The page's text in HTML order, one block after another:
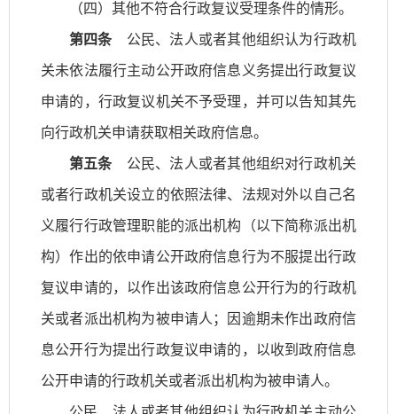
（四）其他不符合行政复议受理条件的情形。
第四条公民、法人或者其他组织认为行政机
关未依法履行主动公开政府信息义务提出行政复议
申请的，行政复议机关不予受理，并可以告知其先
向行政机关申请获取相关政府信息。
第五条公民、法人或者其他组织对行政机关
或者行政机关设立的依照法律、法规对外以自己名
义履行行政管理职能的派出机构（以下简称派出机
构）作出的依申请公开政府信息行为不服提出行政
复议申请的，以作出该政府信息公开行为的行政机
关或者派出机构为被申请人；因逾期未作出政府信
息公开行为提出行政复议申请的，以收到政府信息
公开申请的行政机关或者派出机构为被申请人。